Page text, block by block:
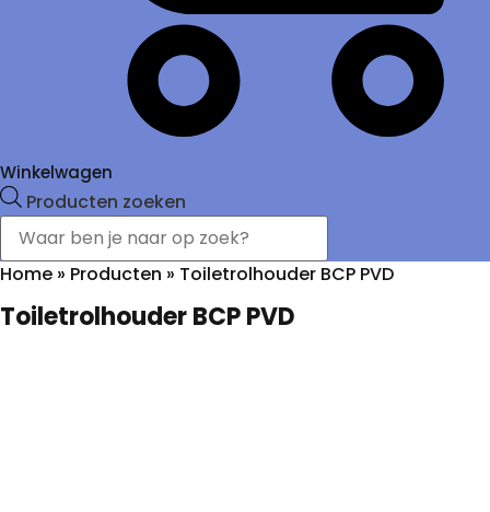
Winkelwagen
Producten zoeken
Home » Producten » Toiletrolhouder BCP PVD
Toiletrolhouder BCP PVD